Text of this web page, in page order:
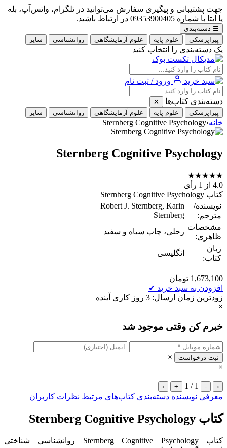
جهت پشتیبانی و پیگیری سفارش می‌توانید در تلگرام، واتس‌آپ، بله
یا ایتا با شماره 09353900405 در ارتباط باشید.
☰ دسته‌بندی
پیراپزشکی
علوم پایه علوم آزمایشگاهی روانشناسی سایر
یک دسته‌بندی را انتخاب کنید
ورود / ثبت نام
دسته‌بندی کتاب‌ها
✕
پیراپزشکی
علوم پایه علوم آزمایشگاهی روانشناسی سایر
خانه›
Sternberg Cognitive Psychology
Sternberg Cognitive Psychology
★
★
★
★
★
4.0 از 1 رأی
کتاب Sternberg Cognitive Psychology
نویسنده/
مترجم:
Robert J. Sternberg, Karin
Sternberg
مشخصات
ظاهری:
رحلی، چاپ سیاه و سفید
زبان
کتاب:
انگلیسی
1,673,100 تومان
افزودن به سبد خرید ✔
زودترین زمان ارسال: 3 روز کاری آینده
×
خبرم کن وقتی موجود شد
ثبت درخواست
×
×
‹
-
1 / 1
+
›
معرفی نویسنده دسته‌بندی کتاب‌های مرتبط نظرات کاربران
کتاب Sternberg Cognitive Psychology
کتاب Sternberg Cognitive Psychology روانشناسی شناختی